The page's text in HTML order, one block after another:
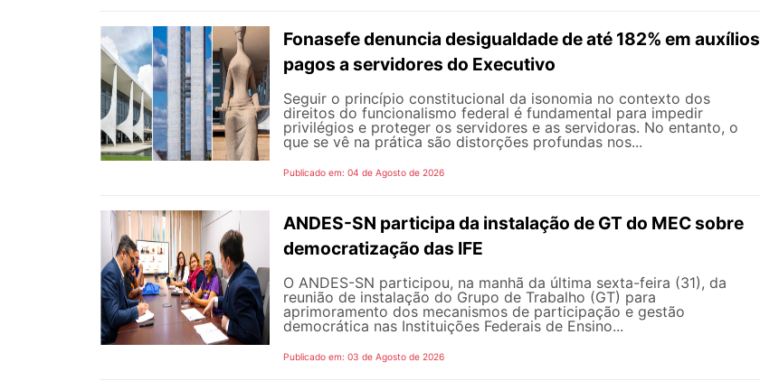
Fonasefe denuncia desigualdade de até 182% em auxílios
pagos a servidores do Executivo
Seguir o princípio constitucional da isonomia no contexto dos
direitos do funcionalismo federal é fundamental para impedir
privilégios e proteger os servidores e as servidoras. No entanto, o
que se vê na prática são distorções profundas nos...
Publicado em: 04 de Agosto de 2026
ANDES-SN participa da instalação de GT do MEC sobre
democratização das IFE
O ANDES-SN participou, na manhã da última sexta-feira (31), da
reunião de instalação do Grupo de Trabalho (GT) para
aprimoramento dos mecanismos de participação e gestão
democrática nas Instituições Federais de Ensino...
Publicado em: 03 de Agosto de 2026